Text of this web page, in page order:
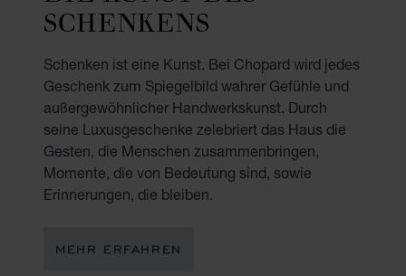
SCHENKENS
Schenken ist eine Kunst. Bei Chopard wird jedes
Geschenk zum Spiegelbild wahrer Gefühle und
außergewöhnlicher Handwerkskunst. Durch
seine Luxusgeschenke zelebriert das Haus die
Gesten, die Menschen zusammenbringen,
Momente, die von Bedeutung sind, sowie
Erinnerungen, die bleiben.
MEHR ERFAHREN